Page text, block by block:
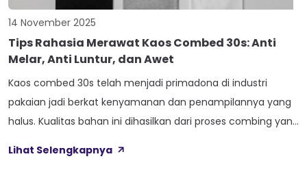
14 November 2025
Tips Rahasia Merawat Kaos Combed 30s: Anti
Melar, Anti Luntur, dan Awet
Kaos combed 30s telah menjadi primadona di industri
pakaian jadi berkat kenyamanan dan penampilannya yang
halus. Kualitas bahan ini dihasilkan dari proses combing yang
menghasilkan kain yang lembut di kulit. Meskipun unggul,
Lihat Selengkapnya